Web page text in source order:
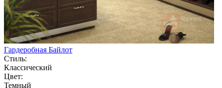
Гардеробная Байлот
Стиль:
Классический
Цвет:
Темный